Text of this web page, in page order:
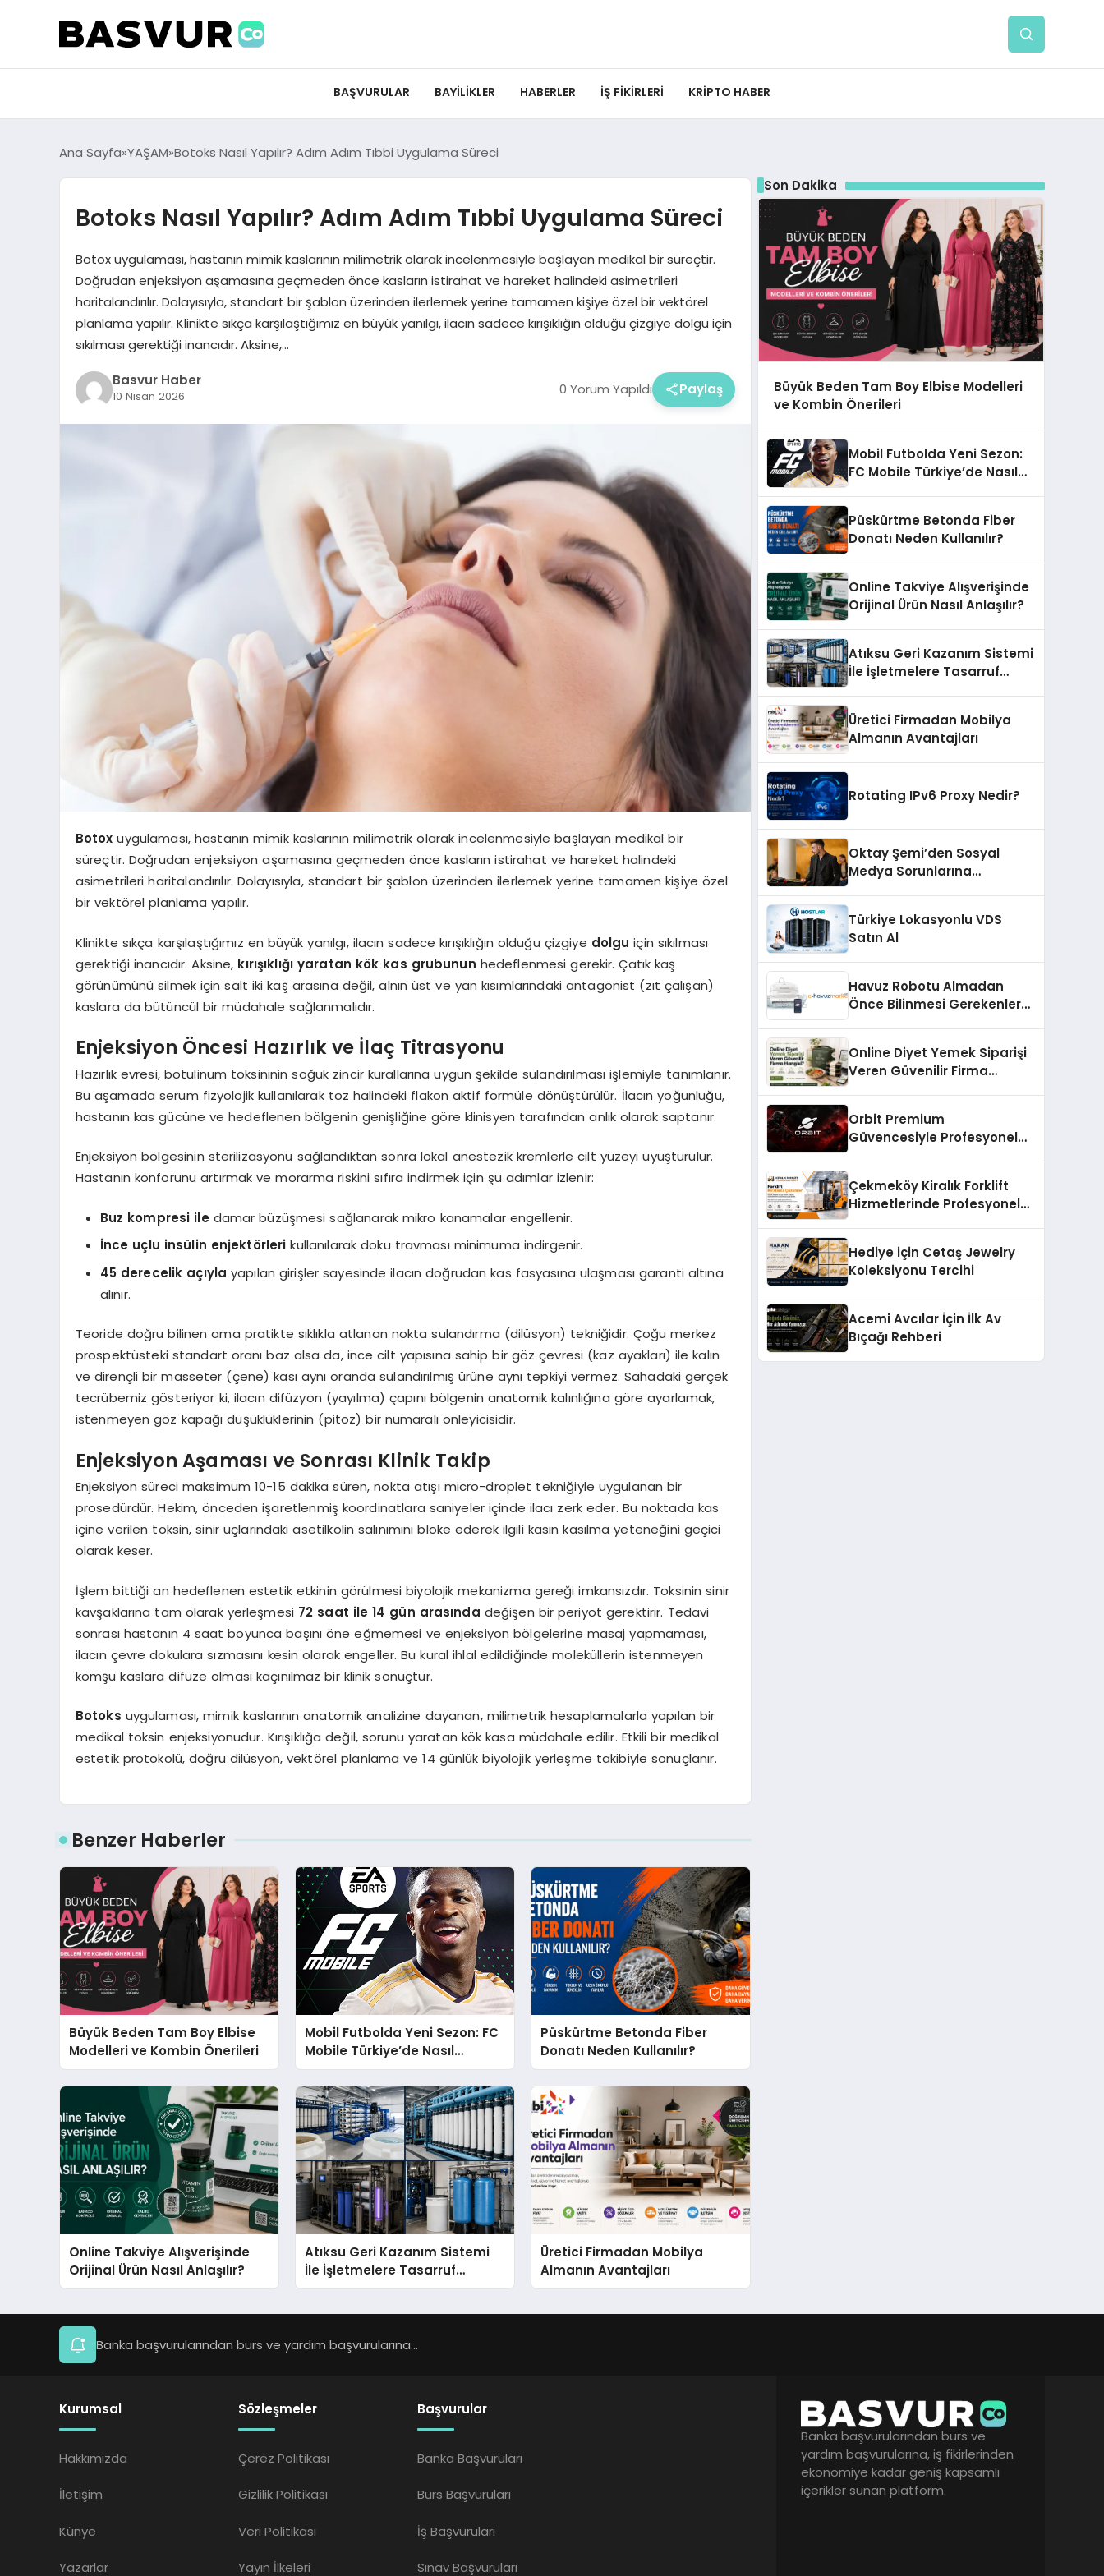
BAŞVURULAR BAYILIKLER HABERLER İŞ FIKIRLERI KRIPTO HABER
Ana Sayfa YAŞAM Botoks Nasıl Yapılır? Adım Adım Tıbbi Uygulama Süreci
Botoks Nasıl Yapılır? Adım Adım Tıbbi Uygulama Süreci
Botox uygulaması, hastanın mimik kaslarının milimetrik olarak incelenmesiyle başlayan medikal bir süreçtir.
Doğrudan enjeksiyon aşamasına geçmeden önce kasların istirahat ve hareket halindeki asimetrileri
haritalandırılır. Dolayısıyla, standart bir şablon üzerinden ilerlemek yerine tamamen kişiye özel bir vektörel
planlama yapılır. Klinikte sıkça karşılaştığımız en büyük yanılgı, ilacın sadece kırışıklığın olduğu çizgiye dolgu için
sıkılması gerektiği inancıdır. Aksine,…
Basvur Haber
10 Nisan 2026 0 Yorum Yapıldı Paylaş
Botox uygulaması, hastanın mimik kaslarının milimetrik olarak incelenmesiyle başlayan medikal bir
süreçtir. Doğrudan enjeksiyon aşamasına geçmeden önce kasların istirahat ve hareket halindeki
asimetrileri haritalandırılır. Dolayısıyla, standart bir şablon üzerinden ilerlemek yerine tamamen kişiye özel
bir vektörel planlama yapılır.
Klinikte sıkça karşılaştığımız en büyük yanılgı, ilacın sadece kırışıklığın olduğu çizgiye dolgu için sıkılması
gerektiği inancıdır. Aksine, kırışıklığı yaratan kök kas grubunun hedeflenmesi gerekir. Çatık kaş
görünümünü silmek için salt iki kaş arasına değil, alnın üst ve yan kısımlarındaki antagonist (zıt çalışan)
kaslara da bütüncül bir müdahale sağlanmalıdır.
Enjeksiyon Öncesi Hazırlık ve İlaç Titrasyonu
Hazırlık evresi, botulinum toksininin soğuk zincir kurallarına uygun şekilde sulandırılması işlemiyle tanımlanır.
Bu aşamada serum fizyolojik kullanılarak toz halindeki flakon aktif formüle dönüştürülür. İlacın yoğunluğu,
hastanın kas gücüne ve hedeflenen bölgenin genişliğine göre klinisyen tarafından anlık olarak saptanır.
Enjeksiyon bölgesinin sterilizasyonu sağlandıktan sonra lokal anestezik kremlerle cilt yüzeyi uyuşturulur.
Hastanın konforunu artırmak ve morarma riskini sıfıra indirmek için şu adımlar izlenir:
Buz kompresi iledamar büzüşmesi sağlanarak mikro kanamalar engellenir.
İnce uçlu insülin enjektörleri kullanılarak doku travması minimuma indirgenir.
45 derecelik açıyla yapılan girişler sayesinde ilacın doğrudan kas fasyasına ulaşması garanti altına
alınır.
Teoride doğru bilinen ama pratikte sıklıkla atlanan nokta sulandırma (dilüsyon) tekniğidir. Çoğu merkez
prospektüsteki standart oranı baz alsa da, ince cilt yapısına sahip bir göz çevresi (kaz ayakları) ile kalın
ve dirençli bir masseter (çene) kası aynı oranda sulandırılmış ürüne aynı tepkiyi vermez. Sahadaki gerçek
tecrübemiz gösteriyor ki, ilacın difüzyon (yayılma) çapını bölgenin anatomik kalınlığına göre ayarlamak,
istenmeyen göz kapağı düşüklüklerinin (pitoz) bir numaralı önleyicisidir.
Enjeksiyon Aşaması ve Sonrası Klinik Takip
Enjeksiyon süreci maksimum 10-15 dakika süren, nokta atışı micro-droplet tekniğiyle uygulanan bir
prosedürdür. Hekim, önceden işaretlenmiş koordinatlara saniyeler içinde ilacı zerk eder. Bu noktada kas
içine verilen toksin, sinir uçlarındaki asetilkolin salınımını bloke ederek ilgili kasın kasılma yeteneğini geçici
olarak keser.
İşlem bittiği an hedeflenen estetik etkinin görülmesi biyolojik mekanizma gereği imkansızdır. Toksinin sinir
kavşaklarına tam olarak yerleşmesi 72 saat ile 14 gün arasında değişen bir periyot gerektirir. Tedavi
sonrası hastanın 4 saat boyunca başını öne eğmemesi ve enjeksiyon bölgelerine masaj yapmaması,
ilacın çevre dokulara sızmasını kesin olarak engeller. Bu kural ihlal edildiğinde moleküllerin istenmeyen
komşu kaslara difüze olması kaçınılmaz bir klinik sonuçtur.
Botoks uygulaması, mimik kaslarının anatomik analizine dayanan, milimetrik hesaplamalarla yapılan bir
medikal toksin enjeksiyonudur. Kırışıklığa değil, sorunu yaratan kök kasa müdahale edilir. Etkili bir medikal
estetik protokolü, doğru dilüsyon, vektörel planlama ve 14 günlük biyolojik yerleşme takibiyle sonuçlanır.
Benzer Haberler
Büyük Beden Tam Boy Elbise
Modelleri ve Kombin Önerileri
Mobil Futbolda Yeni Sezon: FC
Mobile Türkiye’de Nasıl
Büyüyor?
Püskürtme Betonda Fiber
Donatı Neden Kullanılır?
Online Takviye Alışverişinde
Orijinal Ürün Nasıl Anlaşılır?
Atıksu Geri Kazanım Sistemi
İle İşletmelere Tasarruf
Sağlayın
Üretici Firmadan Mobilya
Almanın Avantajları
Son Dakika
Büyük Beden Tam Boy Elbise Modelleri
ve Kombin Önerileri
Mobil Futbolda Yeni Sezon:
FC Mobile Türkiye’de Nasıl
Püskürtme Betonda Fiber
Donatı Neden Kullanılır?
Online Takviye Alışverişinde
Orijinal Ürün Nasıl Anlaşılır?
Atıksu Geri Kazanım Sistemi
İle İşletmelere Tasarruf
Üretici Firmadan Mobilya
Almanın Avantajları
Rotating IPv6 Proxy Nedir?
Oktay Şemi’den Sosyal
Medya Sorunlarına
Türkiye Lokasyonlu VDS
Satın Al
Havuz Robotu Almadan
Önce Bilinmesi Gerekenler
Online Diyet Yemek Siparişi
Veren Güvenilir Firma
Orbit Premium
Güvencesiyle Profesyonel
Çekmeköy Kiralık Forklift
Hizmetlerinde Profesyonel
Hediye için Cetaş Jewelry
Koleksiyonu Tercihi
Acemi Avcılar İçin İlk Av
Bıçağı Rehberi
Banka başvurularından burs ve yardım başvurularına...
Kurumsal
Hakkımızda
İletişim
Künye
Yazarlar
Sözleşmeler
Çerez Politikası
Gizlilik Politikası
Veri Politikası
Yayın İlkeleri
Başvurular
Banka Başvuruları
Burs Başvuruları
İş Başvuruları
Sınav Başvuruları
Banka başvurularından burs ve
yardım başvurularına, iş fikirlerinden
ekonomiye kadar geniş kapsamlı
içerikler sunan platform.